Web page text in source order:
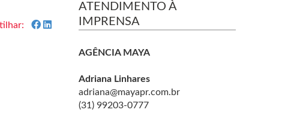
ATENDIMENTO À
IMPRENSA
AGÊNCIA MAYA
Adriana Linhares
adriana@mayapr.com.br
(31) 99203-0777